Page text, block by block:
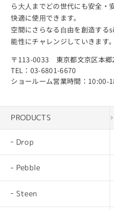
ら⼤⼈までどの世代にも安全・
快適に使⽤できます。
空間にさらなる⾃由を創造す
能性にチャレンジしていきます。
〒113-0033 東京都文京区本郷
TEL：03-6801-6670
ショールーム営業時間：
PRODUCTS
Drop
Pebble
Steen